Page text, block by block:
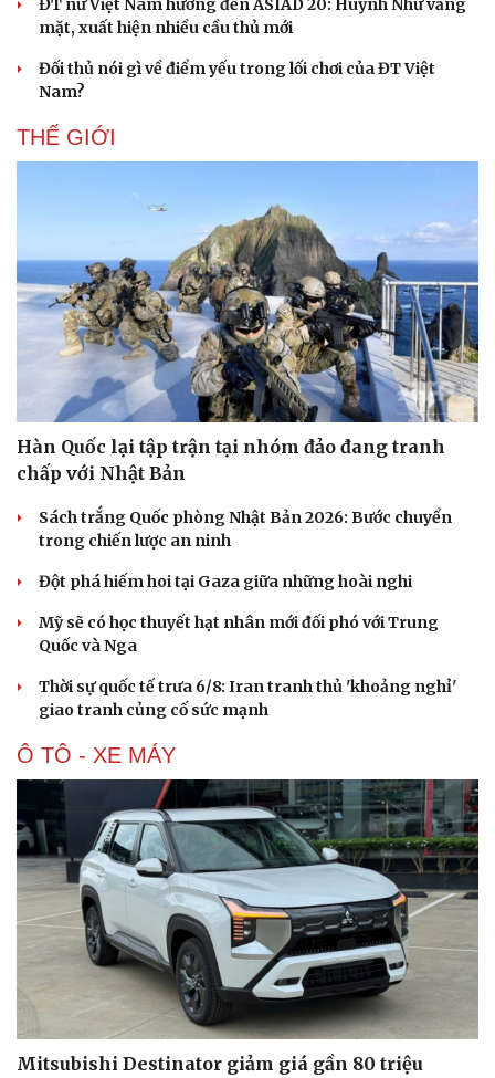
Du lịch
Tư vấn
Săn Tour
check-in
Podcast
Câu chuyện thời sự
Đọc truyện đêm khuya
Cửa sổ tình yêu
Kể chuyện cho bé
Hạt giống tâm hồn
ĐT nữ Việt Nam hướng đến ASIAD 20: Huỳnh Như vắng
mặt, xuất hiện nhiều cầu thủ mới
Đối thủ nói gì về điểm yếu trong lối chơi của ĐT Việt
Nam?
THẾ GIỚI
Hàn Quốc lại tập trận tại nhóm đảo đang tranh
chấp với Nhật Bản
Sách trắng Quốc phòng Nhật Bản 2026: Bước chuyển
trong chiến lược an ninh
Đột phá hiếm hoi tại Gaza giữa những hoài nghi
Mỹ sẽ có học thuyết hạt nhân mới đối phó với Trung
Quốc và Nga
Thời sự quốc tế trưa 6/8: Iran tranh thủ 'khoảng nghỉ'
giao tranh củng cố sức mạnh
Ô TÔ - XE MÁY
Mitsubishi Destinator giảm giá gần 80 triệu